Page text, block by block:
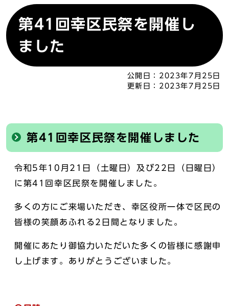
第41回幸区民祭を開催し
ました
公開日： 2023年7月25日
更新日： 2023年7月25日
第41回幸区民祭を開催しました
令和5年10月21日（土曜日）及び22日（日曜日）
に第41回幸区民祭を開催しました。
多くの方にご来場いただき、幸区役所一体で区民の
皆様の笑顔あふれる2日間となりました。
開催にあたり御協力いただいた多くの皆様に感謝申
し上げます。ありがとうございました。